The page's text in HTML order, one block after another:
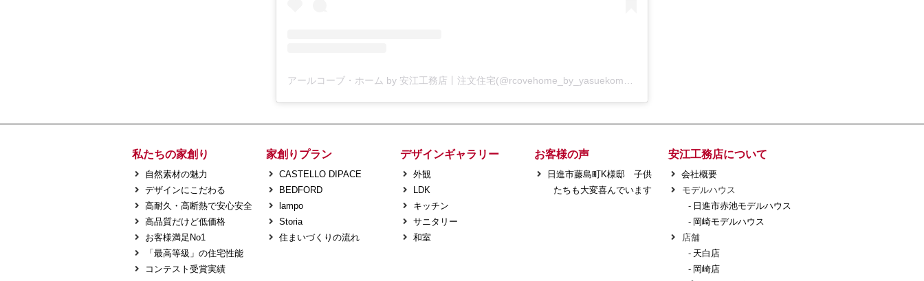
私たちの家創り
自然素材の魅力
デザインにこだわる
高耐久・高断熱で安心安全
高品質だけど低価格
お客様満足No1
「最高等級」の住宅性能
コンテスト受賞実績
家創りプラン
CASTELLO DIPACE
BEDFORD
lampo
Storia
住まいづくりの流れ
デザインギャラリー
外観
LDK
キッチン
サニタリー
和室
お客様の声
日進市藤島町K様邸 子供
たちも大変喜んでいます
安江工務店について
会社概要
モデルハウス
- 日進市赤池モデルハウス
- 岡崎モデルハウス
店舗
- 天白店
- 岡崎店